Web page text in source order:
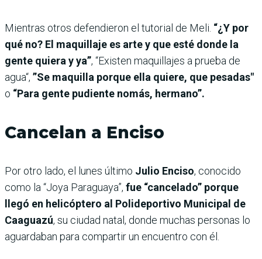
Mientras otros defendieron el tutorial de Meli. “¿Y por
qué no? El maquillaje es arte y que esté donde la
gente quiera y ya”, “Existen maquillajes a prueba de
agua“, ”Se maquilla porque ella quiere, que pesadas"
o “Para gente pudiente nomás, hermano”.
Cancelan a Enciso
Por otro lado, el lunes último Julio Enciso, conocido
como la “Joya Paraguaya”, fue “cancelado” porque
llegó en helicóptero al Polideportivo Municipal de
Caaguazú, su ciudad natal, donde muchas personas lo
aguardaban para compartir un encuentro con él.